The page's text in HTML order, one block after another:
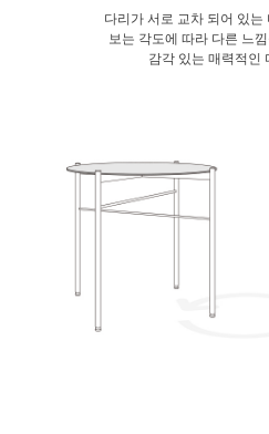
다리가 서로 교차 되어 있는
보는 각도에 따라 다른 느
감각 있는 매력적인